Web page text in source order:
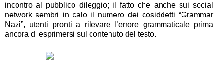
incontro al pubblico dileggio; il fatto che anche sui social
network sembri in calo il numero dei cosiddetti “Grammar
Nazi”, utenti pronti a rilevare l’errore grammaticale prima
ancora di esprimersi sul contenuto del testo.